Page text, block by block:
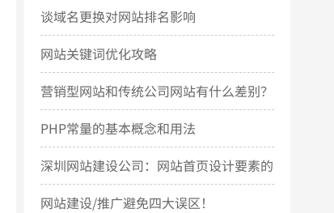
谈域名更换对网站排名影响
网站关键词优化攻略
营销型网站和传统公司网站有什么差别？
PHP常量的基本概念和用法
深圳网站建设公司：网站首页设计要素的
几点简要说明
网站建设/推广避免四大误区！